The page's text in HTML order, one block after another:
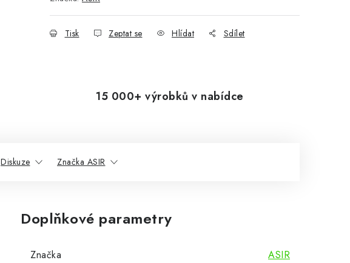
Tisk Zeptat se Hlídat Sdílet
15 000+ výrobků v nabídce
Diskuze Značka ASIR
Doplňkové parametry
Značka ASIR